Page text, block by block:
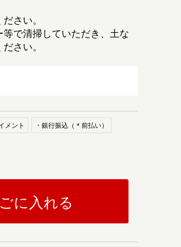
さい。
で清掃していただき、土な
さい。
メント ・銀行振込（＊前払い）
に入れる